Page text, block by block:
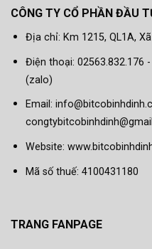
CÔNG TY CỔ PHẦN ĐẦU
Địa chỉ: Km 1215, QL1A,
Điện thoại: 02563.832.176
(zalo)
Email:
Website:
Mã số thuế: 4100431180
TRANG FANPAGE